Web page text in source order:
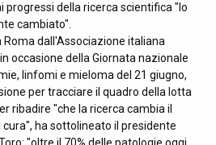
progressi della ricerca scientifica "lo
cambiato".
dall'Associazione italiana
occasione della Giornata nazionale
linfomi e mieloma del 21 giugno,
per tracciare il quadro della lotta
ribadire "che la ricerca cambia il
ha sottolineato il presidente